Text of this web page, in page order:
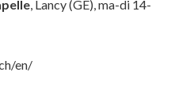
, Lancy (GE), ma-di 14-
en/